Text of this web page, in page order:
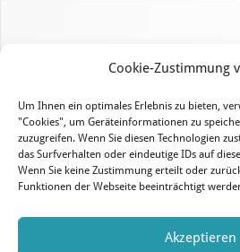
Cookie-Zustimmung
Um Ihnen ein optimales Erlebnis zu bieten,
"Cookies", um Geräteinformationen zu
zuzugreifen. Wenn Sie diesen Technologien
das Surfverhalten oder eindeutige IDs auf
Wenn Sie keine Zustimmung erteilt oder
Funktionen der Webseite beeinträchtigt
Akzeptieren